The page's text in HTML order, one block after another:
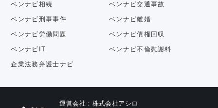
ベンナビ相続 ベンナビ交通事故
ベンナビ刑事事件 ベンナビ離婚
ベンナビ労働問題 ベンナビ債権回収
ベンナビIT ベンナビ不倫慰謝料
企業法務弁護士ナビ
運営会社：株式会社アシロ